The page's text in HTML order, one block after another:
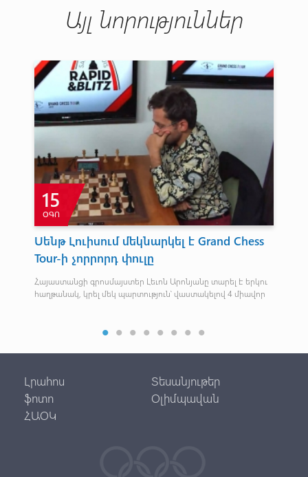
Այլ նորություններ
15
ՕԳՈ
Սենթ Լուիսում մեկնարկել է Grand Chess
Tour-ի չորրորդ փուլը
Հայաստանցի գրոսմայստեր Լեւոն Արոնյանը տարել է երկու
հաղթանակ, կրել մեկ պարտություն՝ վաստակելով 4 միավոր
Լրահոս
Տեսանյութեր
ֆոտո
Օլիմպավան
ՀԱՕԿ